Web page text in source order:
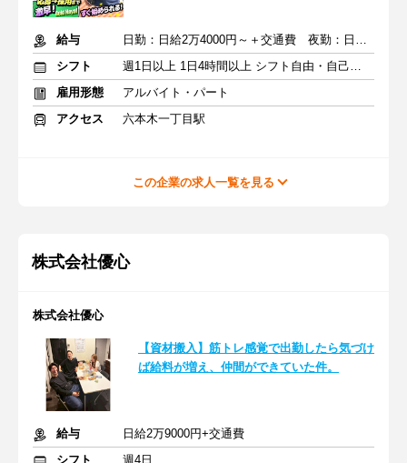
給与
日勤：日給2万4000円～＋交通費 夜勤：日給3万円～＋交通費
シフト
週1日以上 1日4時間以上 シフト自由・自己申告
雇用形態
アルバイト・パート
アクセス
六本木一丁目駅
この企業の求人一覧を見る
​株式会社優心
株式会社優心
【資材搬入】筋トレ感覚で出勤したら気づけ
ば給料が増え、仲間ができていた件。
給与
日給2万9000円+交通費
シフト
週4日